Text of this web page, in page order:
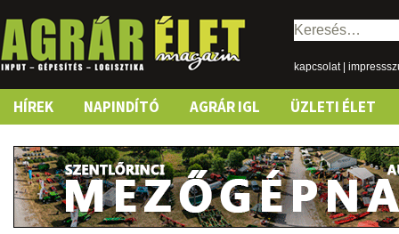
Keresés:
kapcsolat|
Skip
content
HÍREK NAPINDÍTÓ AGRÁR IGL ÜZLETI ÉLET